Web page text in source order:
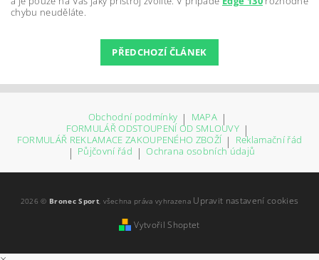
chybu neuděláte.
PŘEDCHOZÍ ČLÁNEK
Obchodní podmínky | MAPA |
FORMULÁŘ ODSTOUPENÍ OD SMLOUVY |
FORMULÁŘ REKLAMACE ZAKOUPENÉHO ZBOŽÍ | Reklamační řád
| Půjčovní řád | Ochrana osobních údajů
2026 © Bronec Sport, všechna práva vyhrazena Upravit nastavení cookies
Vytvořil Shoptet